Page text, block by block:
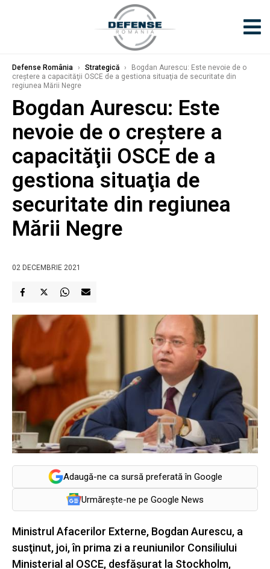
Defense România › Strategică ›
Bogdan Aurescu: Este nevoie de o
creştere a capacităţii OSCE de a gestiona situaţia de securitate din
regiunea Mării Negre
Bogdan Aurescu: Este
nevoie de o creştere a
capacităţii OSCE de a
gestiona situaţia de
securitate din regiunea
Mării Negre
02 DECEMBRIE 2021
Adaugă-ne ca sursă preferată în Google
Urmărește-ne pe Google News
Ministrul Afacerilor Externe, Bogdan Aurescu, a
susţinut, joi, în prima zi a reuniunilor Consiliului
Ministerial al OSCE, desfăşurat la Stockholm,